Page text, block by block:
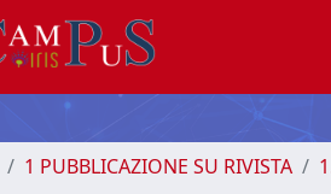
1 PUBBLICAZIONE SU RIVISTA